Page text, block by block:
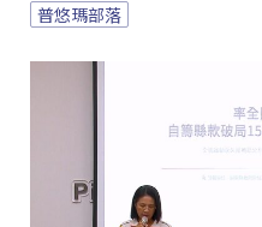
普悠瑪部落